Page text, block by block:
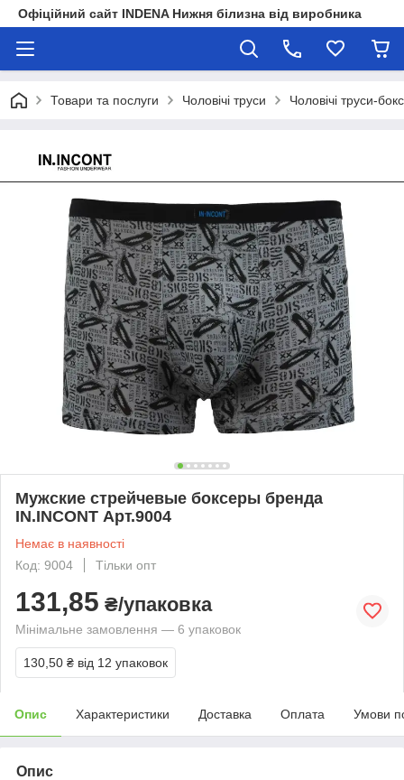
Офіційний сайт INDENA Нижня білизна від виробника
Товари та послуги Чоловічі труси Чоловічі труси-
Мужские стрейчевые боксеры бренда
IN.INCONT Арт.9004
Немає в наявності
Код: 9004
Тільки опт
131,85 ₴/упаковка
Мінімальне замовлення — 6 упаковок
130,50 ₴ від 12 упаковок
Опис Характеристики Доставка Оплата Умови
Опис